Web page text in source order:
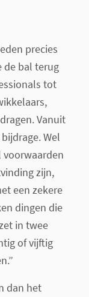
precies
de bal terug
tot
Vanuit
Wel
voorwaarden
zijn,
een zekere
dingen die
in twee
of vijftig
dan het